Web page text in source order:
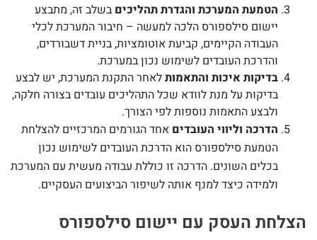
הטמעת המערכת והגדרת תהליכים בשלב זה, מתבצע
יישום סילספורס הלכה למעשה – חיבור המערכת לכלי
העבודה הקיימים, קביעת אוטומציות, בניית דשבורדים,
והדרכת העובדים לשימוש נכון במערכת.
בדיקות איכות והתאמותלאחר התקנת המערכת, יש לבצע
בדיקות על מנת לוודא שכל התהליכים עובדים בצורה חלקה,
ולבצע התאמות נוספות לפי הצורך.
הדרכה וליווי העובדים אחד הגורמים המרכזיים להצלחת
הטמעת סילספורס הוא הדרכת העובדים לשימוש נכון
בכלים השונים. הדרכה זו כוללת עבודה מעשית עם המערכת
ולמידה כיצד למנף אותה לשיפור הביצועים העסקיים.
הצלחת העסק עם יישום סילספורס